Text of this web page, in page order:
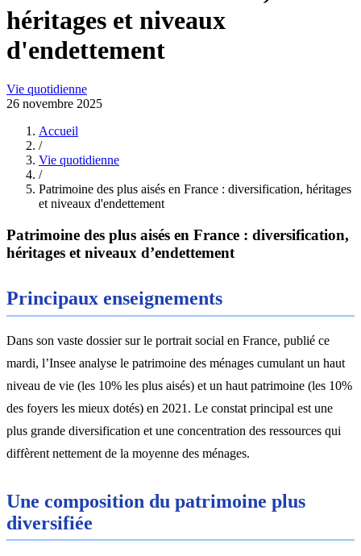
héritages et niveaux
d'endettement
Vie quotidienne
26 novembre 2025
Accueil
/
Vie quotidienne
/
Patrimoine des plus aisés en France : diversification, héritages
et niveaux d'endettement
Patrimoine des plus aisés en France : diversification,
héritages et niveaux d’endettement
Principaux enseignements
Dans son vaste dossier sur le portrait social en France, publié ce
mardi, l’Insee analyse le patrimoine des ménages cumulant un haut
niveau de vie (les 10% les plus aisés) et un haut patrimoine (les 10%
des foyers les mieux dotés) en 2021. Le constat principal est une
plus grande diversification et une concentration des ressources qui
diffèrent nettement de la moyenne des ménages.
Une composition du patrimoine plus
diversifiée